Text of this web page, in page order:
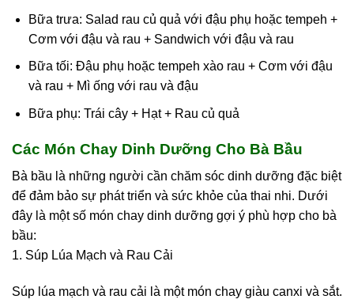
Bữa trưa: Salad rau củ quả với đậu phụ hoặc tempeh +
Cơm với đậu và rau + Sandwich với đậu và rau
Bữa tối: Đậu phụ hoặc tempeh xào rau + Cơm với đậu
và rau + Mì ống với rau và đậu
Bữa phụ: Trái cây + Hạt + Rau củ quả
Các Món Chay Dinh Dưỡng Cho Bà Bầu
Bà bầu là những người cần chăm sóc dinh dưỡng đặc biệt
để đảm bảo sự phát triển và sức khỏe của thai nhi. Dưới
đây là một số món chay dinh dưỡng gợi ý phù hợp cho bà
bầu:
1. Súp Lúa Mạch và Rau Cải
Súp lúa mạch và rau cải là một món chay giàu canxi và sắt.